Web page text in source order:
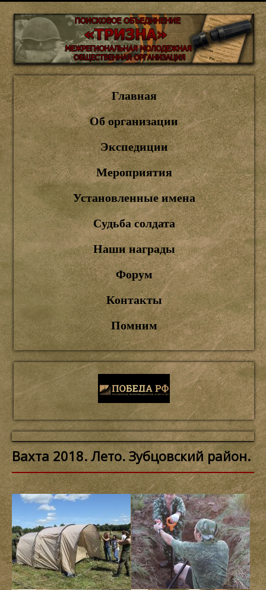
Главная
Об организации
Экспедиции
Мероприятия
Установленные имена
Судьба солдата
Наши награды
Форум
Контакты
Помним
Вахта 2018. Лето. Зубцовский район.